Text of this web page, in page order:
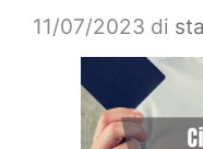
11/07/2023 di